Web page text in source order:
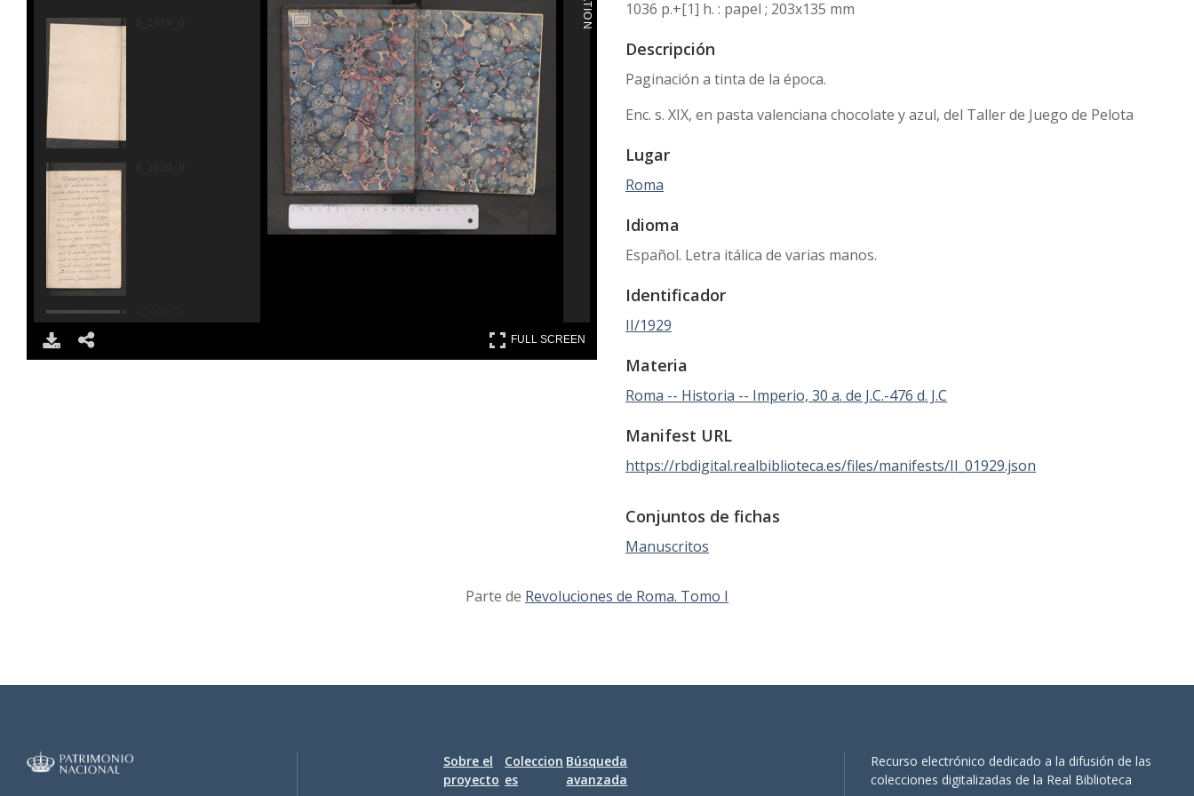
DOWNLOAD
FULL SCREEN
FULL SCREEN
1036 p.+[1] h. : papel ; 203x135 mm
Descripción
Paginación a tinta de la época.
Enc. s. XIX, en pasta valenciana chocolate y azul, del Taller de Juego de Pelota
Lugar
Roma
Idioma
Español. Letra itálica de varias manos.
Identificador
II/1929
Materia
Roma -- Historia -- Imperio, 30 a. de J.C.-476 d. J.C
Manifest URL
https://rbdigital.realbiblioteca.es/files/manifests/II_01929.json
Conjuntos de fichas
Manuscritos
Parte de Revoluciones de Roma. Tomo I
Sobre el
proyecto
Coleccion
es
Búsqueda
avanzada
Recurso electrónico dedicado a la difusión de las
colecciones digitalizadas de la Real Biblioteca